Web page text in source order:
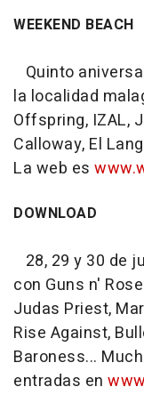
WEEKEND BEACH
Quinto
la localidad
Offspring, IZAL,
Calloway, El
La web es
DOWNLOAD
28, 29 y 30 de
con Guns n'
Judas Priest,
Rise Against,
Baroness...
entradas en